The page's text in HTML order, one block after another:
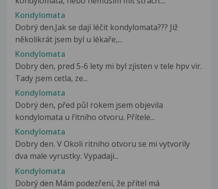
Kondylomata
Dobrý den.Jak se dají léčit kondylomata??? Již
několikrát jsem byl u lékaře,...
Kondylomata
Dobry den, pred 5-6 lety mi byl zjisten v tele hpv vir.
Tady jsem cetla, ze...
Kondylomata
Dobrý den, před půl rokem jsem objevila
kondylomata u řitního otvoru. Přítele...
Kondylomata
Dobry den. V Okoli ritniho otvoru se mi vytvorily
dva male vyrustky. Vypadaji...
Kondylomata
Dobrý den Mám podezření, že přítel má